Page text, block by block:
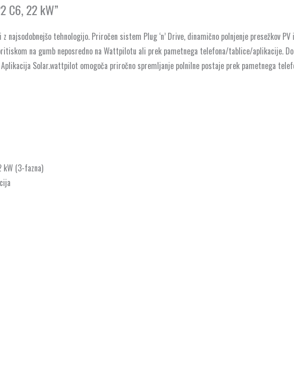
C6, 22 kW”
najsodobnejšo tehnologijo. Priročen sistem Plug ‘n’ Drive, dinamično polnjenje presežkov
na gumb neposredno na Wattpilotu ali prek pametnega telefona/tablice/aplikacije.
Solar.wattpilot omogoča priročno spremljanje polnilne postaje prek pametnega
kW (3-fazna)